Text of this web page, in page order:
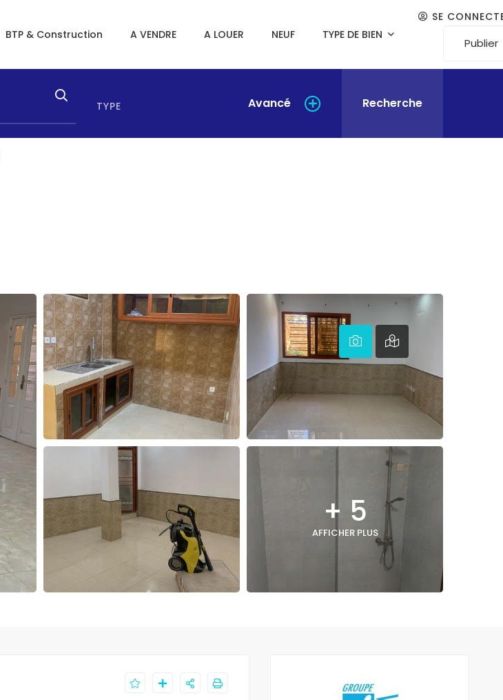
BTP & Construction A VENDRE A LOUER NEUF TYPE DE BIEN
SE
Publier
TYPE
Avancé Recherche
+ 5
AFFICHER PLUS